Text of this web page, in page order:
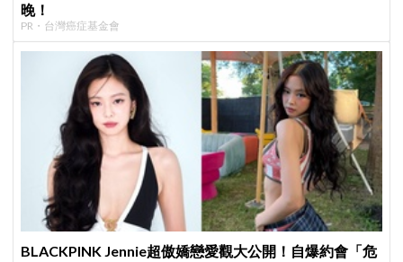
晚！
PR・台灣癌症基金會
BLACKPINK Jennie超傲嬌戀愛觀大公開！自爆約會「危